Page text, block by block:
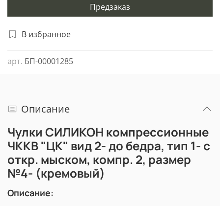
В избранное
арт. БП-00001285
Предзаказ
Описание
Чулки СИЛИКОН компрессионные
ЧККВ "ЦК" вид 2- до бедра, тип 1- с
откр. мыском, компр. 2, размер
№4- (кремовый)
Описание: